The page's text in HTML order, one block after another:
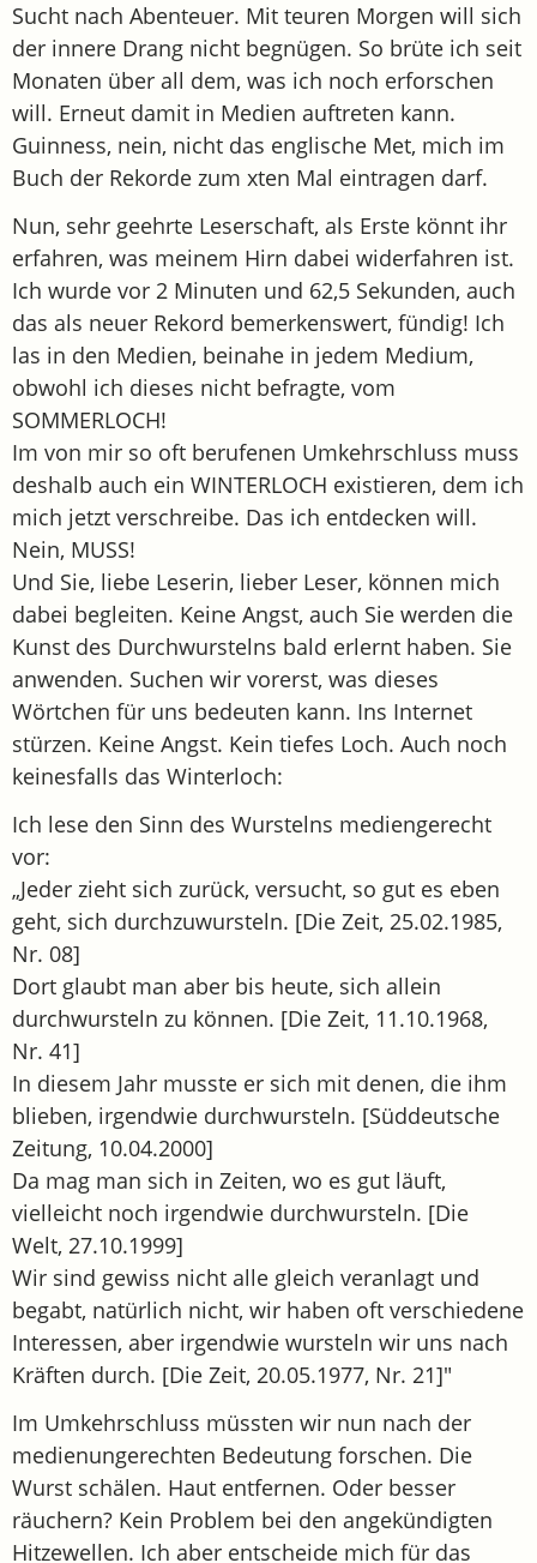
Sucht nach Abenteuer. Mit teuren Morgen will sich
der innere Drang nicht begnügen. So brüte ich seit
Monaten über all dem, was ich noch erforschen
will. Erneut damit in Medien auftreten kann.
Guinness, nein, nicht das englische Met, mich im
Buch der Rekorde zum xten Mal eintragen darf.
Nun, sehr geehrte Leserschaft, als Erste könnt ihr
erfahren, was meinem Hirn dabei widerfahren ist.
Ich wurde vor 2 Minuten und 62,5 Sekunden, auch
das als neuer Rekord bemerkenswert, fündig! Ich
las in den Medien, beinahe in jedem Medium,
obwohl ich dieses nicht befragte, vom
SOMMERLOCH!
Im von mir so oft berufenen Umkehrschluss muss
deshalb auch ein WINTERLOCH existieren, dem ich
mich jetzt verschreibe. Das ich entdecken will.
Nein, MUSS!
Und Sie, liebe Leserin, lieber Leser, können mich
dabei begleiten. Keine Angst, auch Sie werden die
Kunst des Durchwurstelns bald erlernt haben. Sie
anwenden. Suchen wir vorerst, was dieses
Wörtchen für uns bedeuten kann. Ins Internet
stürzen. Keine Angst. Kein tiefes Loch. Auch noch
keinesfalls das Winterloch:
Ich lese den Sinn des Wurstelns mediengerecht
vor:
„Jeder zieht sich zurück, versucht, so gut es eben
geht, sich durchzuwursteln. [Die Zeit, 25.02.1985,
Nr. 08]
Dort glaubt man aber bis heute, sich allein
durchwursteln zu können. [Die Zeit, 11.10.1968,
Nr. 41]
In diesem Jahr musste er sich mit denen, die ihm
blieben, irgendwie durchwursteln. [Süddeutsche
Zeitung, 10.04.2000]
Da mag man sich in Zeiten, wo es gut läuft,
vielleicht noch irgendwie durchwursteln. [Die
Welt, 27.10.1999]
Wir sind gewiss nicht alle gleich veranlagt und
begabt, natürlich nicht, wir haben oft verschiedene
Interessen, aber irgendwie wursteln wir uns nach
Kräften durch. [Die Zeit, 20.05.1977, Nr. 21]"
Im Umkehrschluss müssten wir nun nach der
medienungerechten Bedeutung forschen. Die
Wurst schälen. Haut entfernen. Oder besser
räuchern? Kein Problem bei den angekündigten
Hitzewellen. Ich aber entscheide mich für das